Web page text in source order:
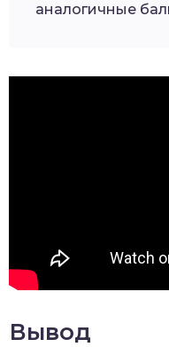
аналогичные
Вывод